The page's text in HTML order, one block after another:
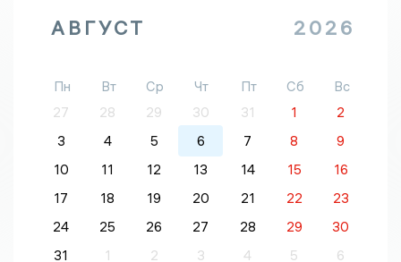
АВГУСТ 2026
Пн Вт Ср Чт Пт Сб
Вс
27
28 29 30 31 1
2
3
4 5 6 7 8
9
10
11 12 13 14 15
16
17
18 19 20 21 22
23
24
25 26 27 28 29
30
31
1 2 3 4 5 6